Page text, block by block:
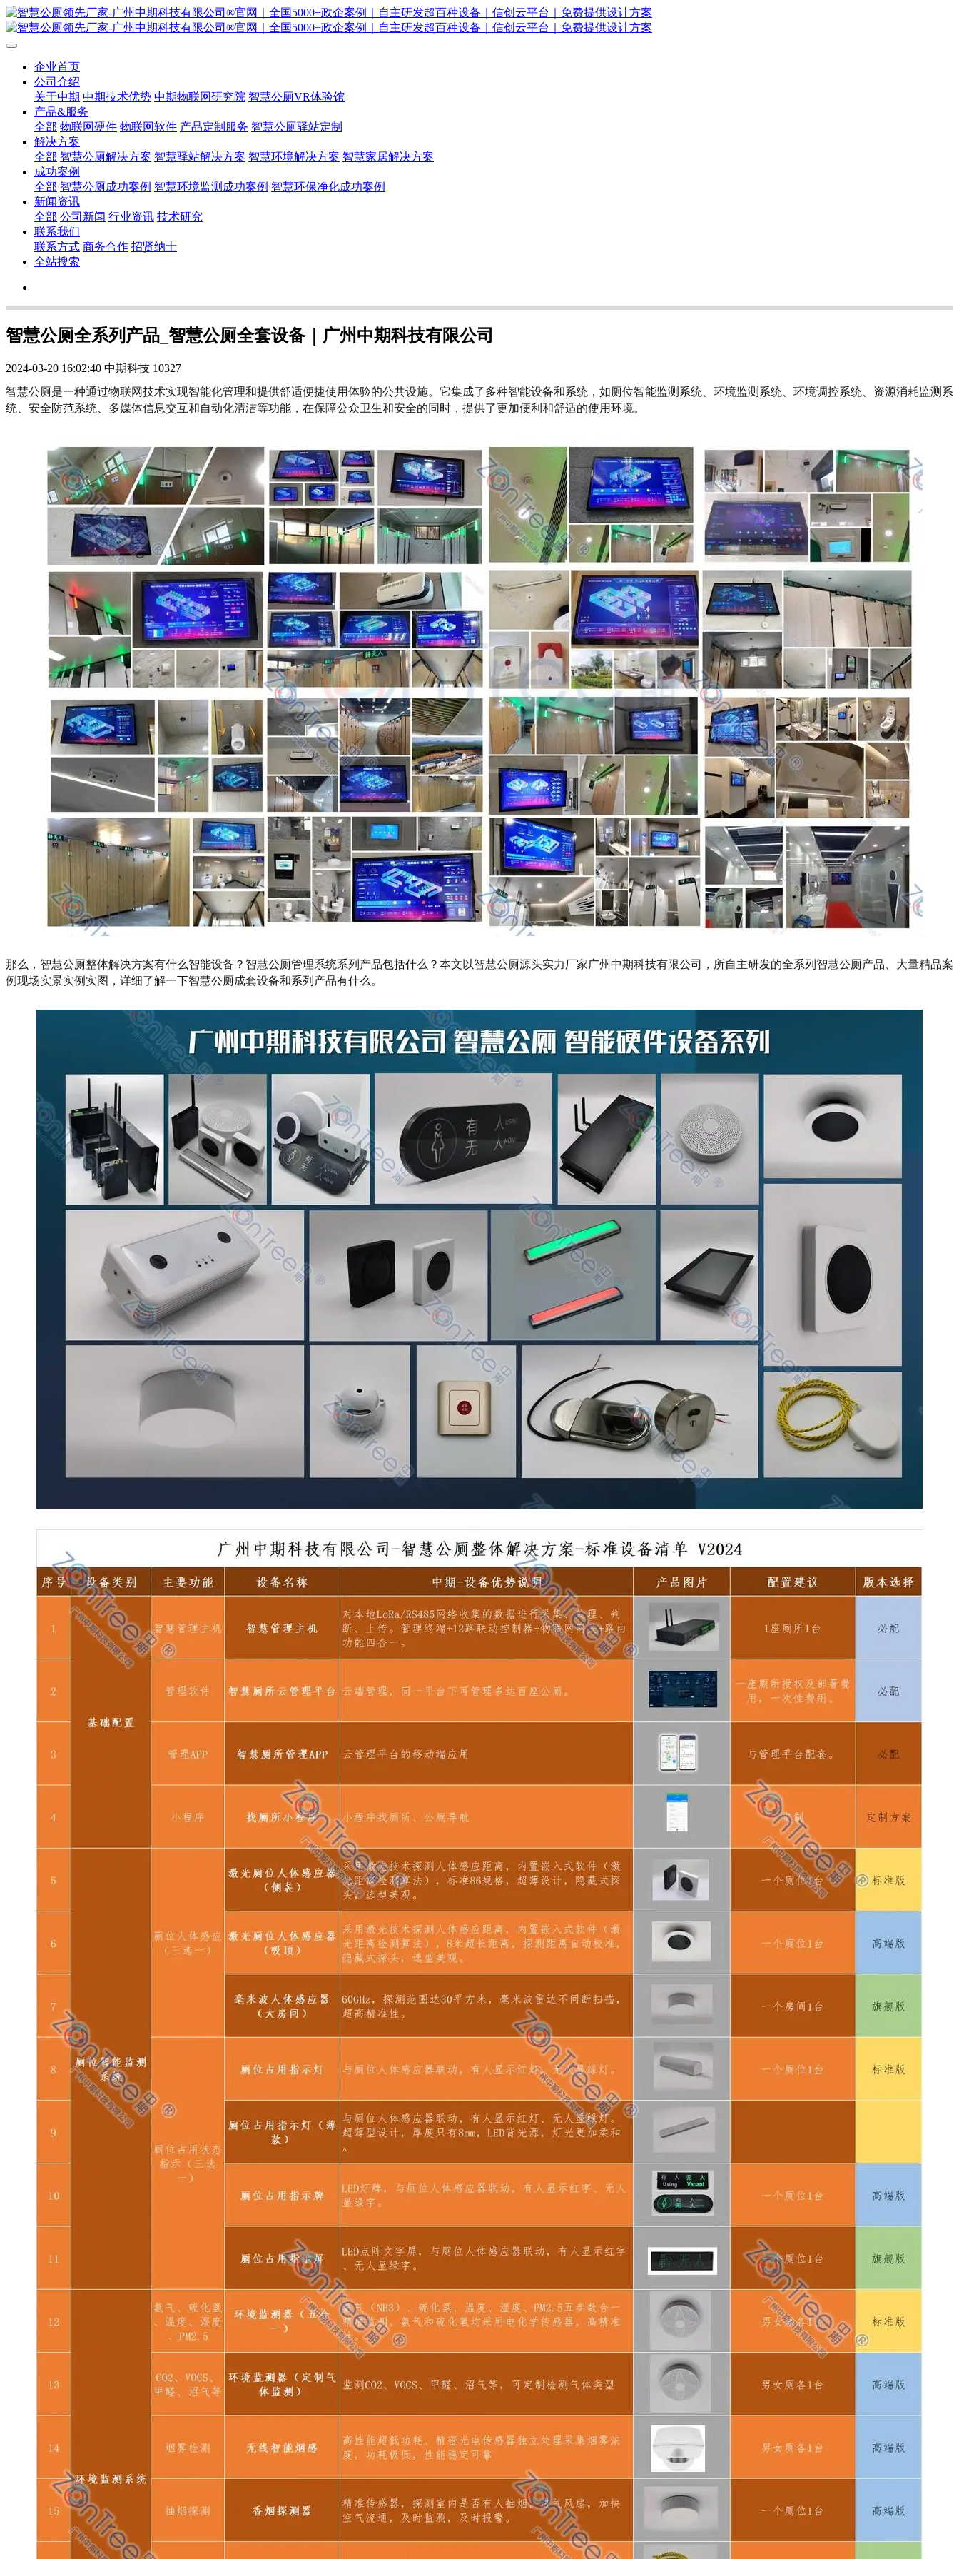
企业首页
公司介绍
关于中期 中期技术优势 中期物联网研究院 智慧公厕VR体验馆
产品&服务
全部 物联网硬件 物联网软件 产品定制服务 智慧公厕驿站定制
解决方案
全部 智慧公厕解决方案 智慧驿站解决方案 智慧环境解决方案 智慧家居解决方案
成功案例
全部 智慧公厕成功案例 智慧环境监测成功案例 智慧环保净化成功案例
新闻资讯
全部 公司新闻 行业资讯 技术研究
联系我们
联系方式 商务合作 招贤纳士
全站搜索
智慧公厕全系列产品_智慧公厕全套设备｜广州中期科技有限公司
2024-03-20 16:02:40 中期科技 10327
智慧公厕是一种通过物联网技术实现智能化管理和提供舒适便捷使用体验的公共设施。它集成了多种智能设备和系统，如厕位智能监测系统、环境监测系统、环境调控系统、资源消耗监测系
统、安全防范系统、多媒体信息交互和自动化清洁等功能，在保障公众卫生和安全的同时，提供了更加便利和舒适的使用环境。
那么，智慧公厕整体解决方案有什么智能设备？智慧公厕管理系统系列产品包括什么？本文以智慧公厕源头实力厂家广州中期科技有限公司，所自主研发的全系列智慧公厕产品、大量精品案
例现场实景实例实图，详细了解一下智慧公厕成套设备和系列产品有什么。